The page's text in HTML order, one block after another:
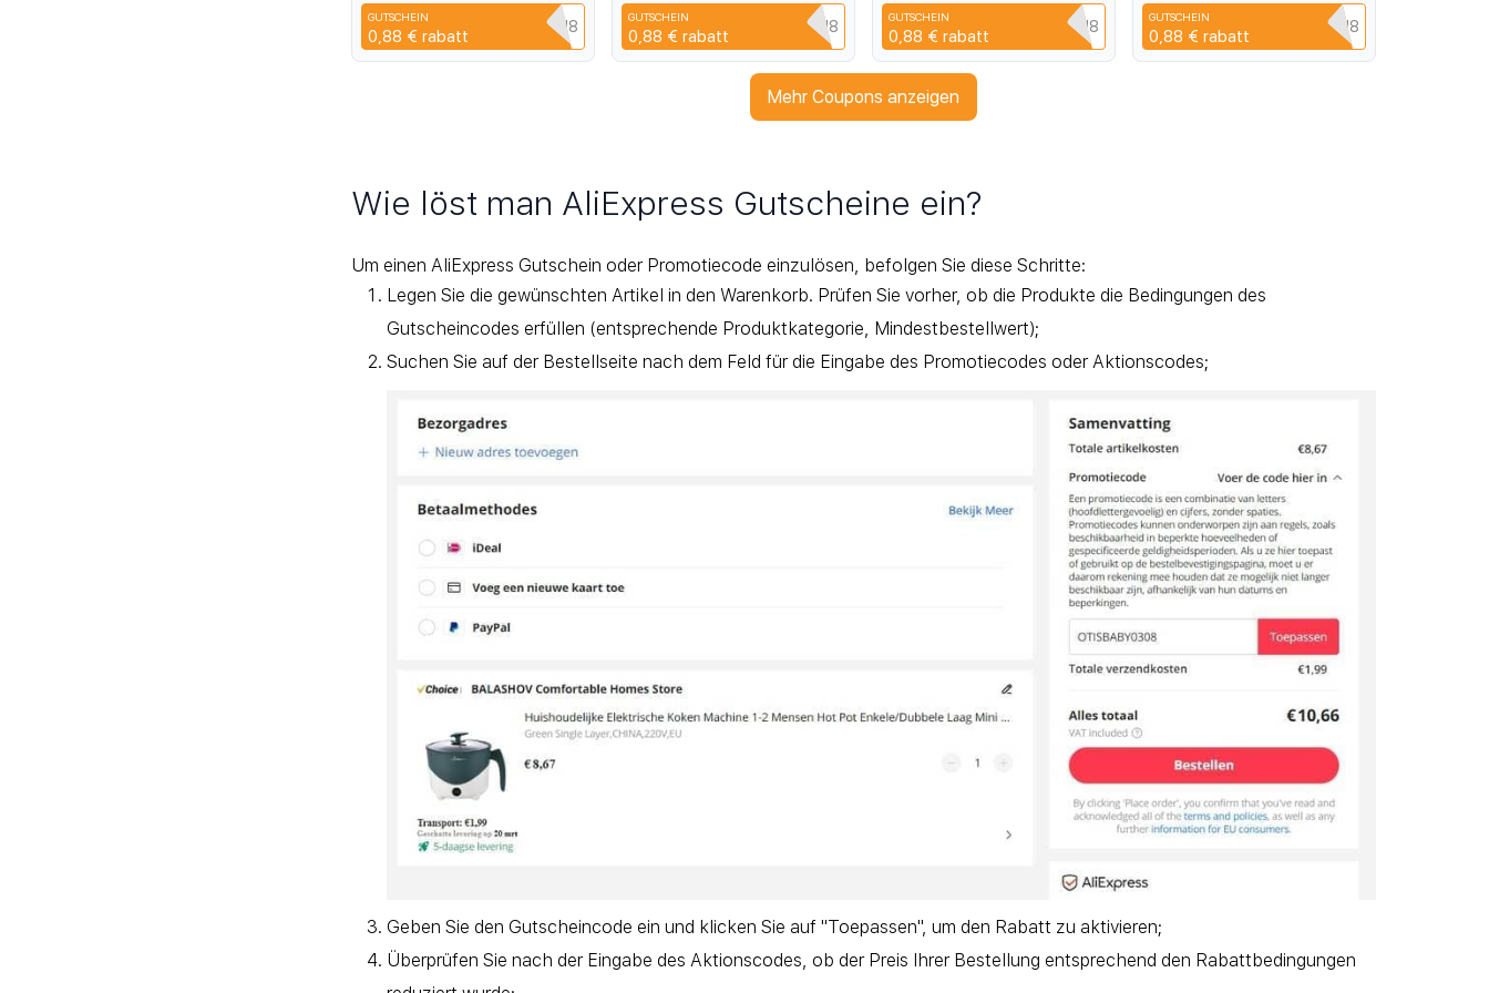
прозрачная защита от
отпечатков пальцев с
установкой
GUTSCHEIN
0,88 € rabattCYPQ3XAVLEH8
GUTSCHEIN
0,88 € rabattCYPQ3XAVLEH8
GUTSCHEIN
0,88 € rabattCYPQ3XAVLEH8
12, прозрачная, против
царапин
GUTSCHEIN
0,88 € rabattCYPQ3XAVLEH8
Mehr Coupons anzeigen
Wie löst man AliExpress Gutscheine ein?
Um einen AliExpress Gutschein oder Promotiecode einzulösen, befolgen Sie diese Schritte:
Legen Sie die gewünschten Artikel in den Warenkorb. Prüfen Sie vorher, ob die Produkte die Bedingungen des
Gutscheincodes erfüllen (entsprechende Produktkategorie, Mindestbestellwert);
Suchen Sie auf der Bestellseite nach dem Feld für die Eingabe des Promotiecodes oder Aktionscodes;
Geben Sie den Gutscheincode ein und klicken Sie auf "Toepassen", um den Rabatt zu aktivieren;
Überprüfen Sie nach der Eingabe des Aktionscodes, ob der Preis Ihrer Bestellung entsprechend den Rabattbedingungen